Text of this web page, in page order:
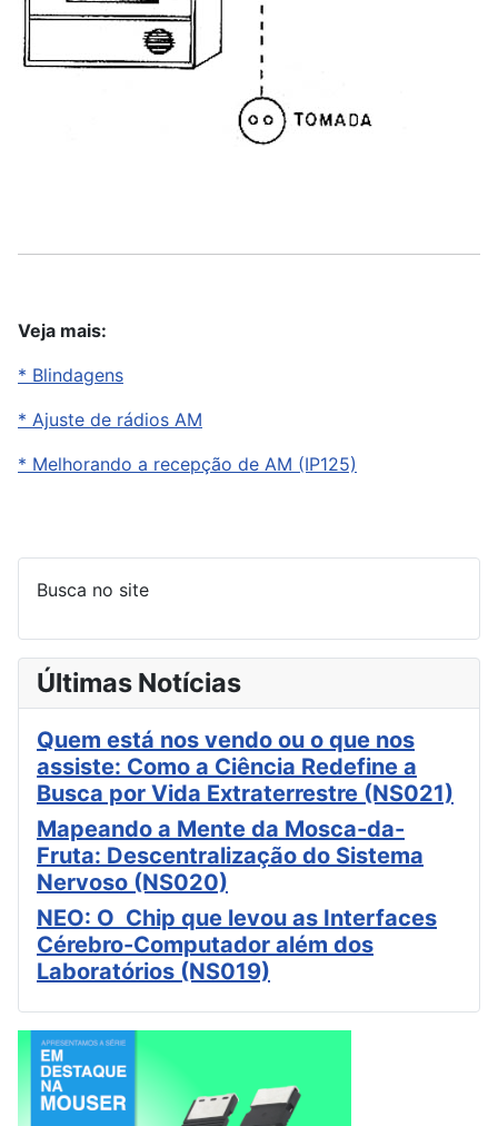
Veja mais:
* Blindagens
* Ajuste de rádios AM
* Melhorando a recepção de AM (IP125)
Busca no site
Últimas Notícias
Quem está nos vendo ou o que nos
assiste: Como a Ciência Redefine a
Busca por Vida Extraterrestre (NS021)
Mapeando a Mente da Mosca-da-
Fruta: Descentralização do Sistema
Nervoso (NS020)
NEO: O Chip que levou as Interfaces
Cérebro-Computador além dos
Laboratórios (NS019)